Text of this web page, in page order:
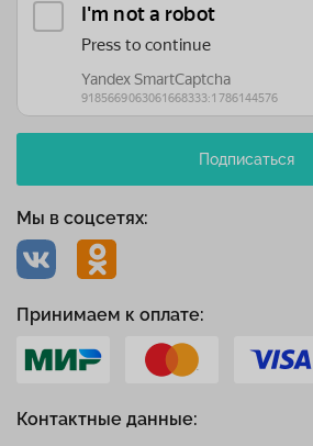
Контактные данные:
Мы в соцсетях:
Подписаться
Принимаем к оплате: